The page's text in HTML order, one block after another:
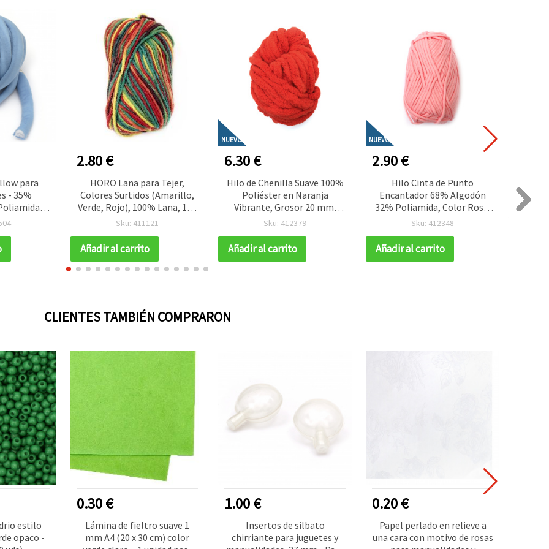
para
- 35%
de
2.80 €
HORO Lana para Tejer,
Colores Surtidos (Amarillo,
Verde, Rojo), 100% Lana, 100
g - 130 m, para Ropa,
Sku: 411121
Añadir al carrito
NUEVO
6.30 €
Hilo de Chenilla Suave 100%
Poliéster en Naranja
Vibrante, Grosor 20 mm,
aprox. 240 g × 25 m – Ideal
Amigurumis, Manualidades y
Decoración del Hogar
Sku: 412379
Añadir al carrito
NUEVO
2.90 €
Hilo Cinta de Punto
Encantador 68% Algodón
32% Poliamida, Color Rosa,
50 g – Para Tejer y
Sku: 412348
Añadir al carrito
Claro
–
CLIENTES TAMBIÉN COMPRARON
estilo
opaco -
0.30 €
Lámina de fieltro suave 1
mm A4 (20 x 30 cm) color
1.00 €
Insertos de silbato
chirriante para juguetes y
0.20 €
Papel perlado en relieve a
una cara con motivo de rosas